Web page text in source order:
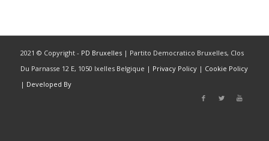
2021 © Copyright - PD Bruxelles| Partito Democratico Bruxelles, Clos
Du Parnasse 12 E, 1050 Ixelles Belgique | Privacy Policy| Cookie Policy
| Developed By